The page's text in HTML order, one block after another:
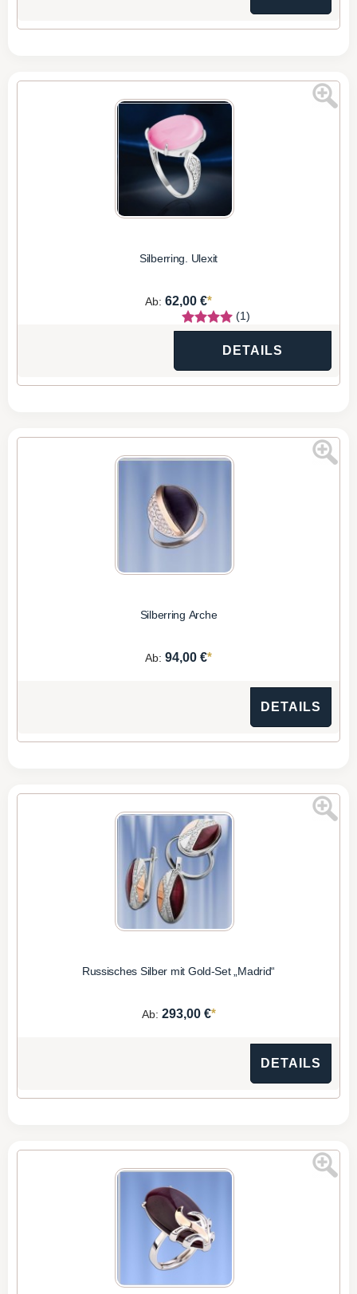
Silberring. Ulexit
Ab: 62,00 €*
(1)
DETAILS
Silberring Arche
Ab: 94,00 €*
DETAILS
Russisches Silber mit Gold-Set „Madrid“
Ab: 293,00 €*
DETAILS